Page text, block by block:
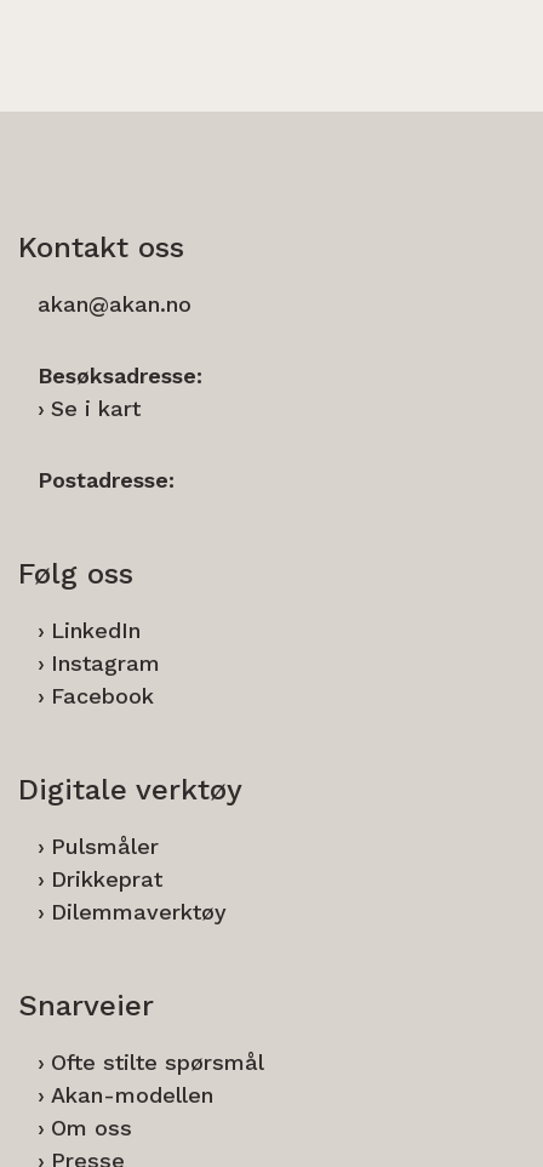
Kontakt oss
akan@akan.no
Besøksadresse:
Se i kart
Postadresse:
Følg oss
LinkedIn
Instagram
Facebook
Digitale verktøy
Pulsmåler
Drikkeprat
Dilemmaverktøy
Snarveier
Ofte stilte spørsmål
Akan-modellen
Om oss
Presse